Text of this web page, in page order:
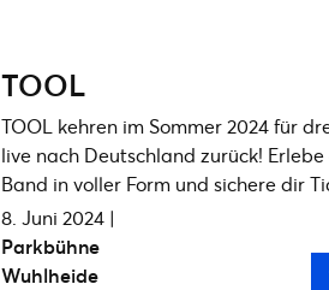
TOOL
TOOL kehren im Sommer 2024 für
live nach Deutschland zurück! Erlebe
Band in voller Form und sichere dir
8. Juni 2024 |
Parkbühne
Wuhlheide